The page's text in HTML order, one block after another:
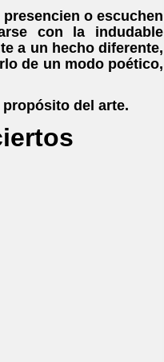
o escuchen
con la indudable
a un hecho diferente,
de un modo poético,
del arte.